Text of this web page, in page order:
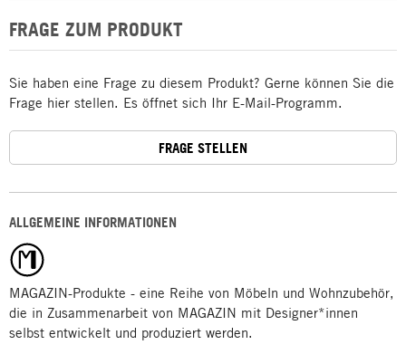
ALLGEMEINE INFORMATIONEN
MAGAZIN-Produkte - eine Reihe von Möbeln und Wohnzubehör,
die in Zusammenarbeit von MAGAZIN mit Designer*innen
selbst entwickelt und produziert werden.
FRAGE ZUM PRODUKT
Sie haben eine Frage zu diesem Produkt? Gerne können Sie die
Frage hier stellen. Es öffnet sich Ihr E-Mail-Programm.
FRAGE STELLEN